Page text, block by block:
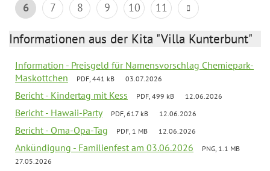
6
7 8 9 10 11
Informationen aus der Kita "Villa Kunterbunt"
Information - Preisgeld für Namensvorschlag Chemiepark-
Maskottchen
PDF, 441 kB 03.07.2026
Bericht - Kindertag mit Kess PDF, 499 kB 12.06.2026
Bericht - Hawaii-Party PDF, 617 kB 12.06.2026
Bericht - Oma-Opa-Tag PDF, 1 MB 12.06.2026
Ankündigung - Familienfest am 03.06.2026
PNG, 1.1 MB
27.05.2026